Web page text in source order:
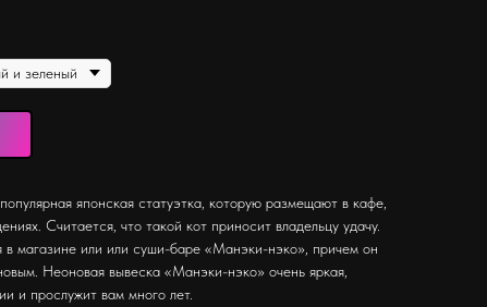
японская статуэтка, которую размещают в кафе,
Считается, что такой кот приносит владельцу удачу.
магазине или или суши-баре «Манэки-нэко», причем он
Неоновая вывеска «Манэки-нэко» очень яркая,
и прослужит вам много лет.